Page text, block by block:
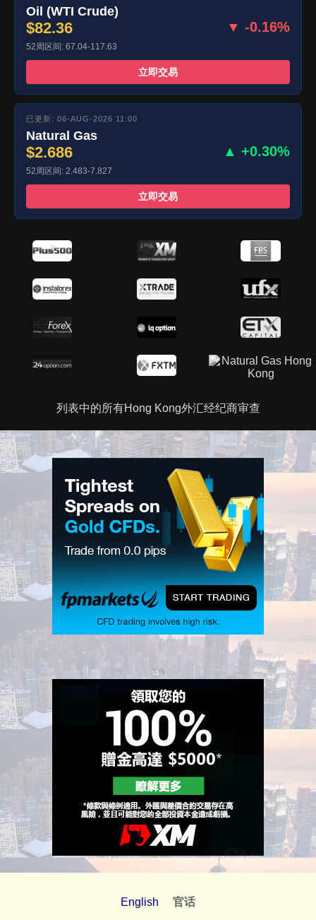
Oil (WTI Crude)
$82.36 ▼ -0.16%
52周区间: 67.04-117.63
立即交易
已更新: 06-AUG-2026 11:00
Natural Gas
$2.686 ▲ +0.30%
52周区间: 2.483-7.827
立即交易
列表中的所有Hong Kong外汇经纪商审查
广告
广告
English 官话